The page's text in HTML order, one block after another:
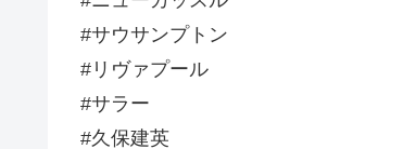
#サウサンプトン
#リヴァプール
#サラー
#久保建英